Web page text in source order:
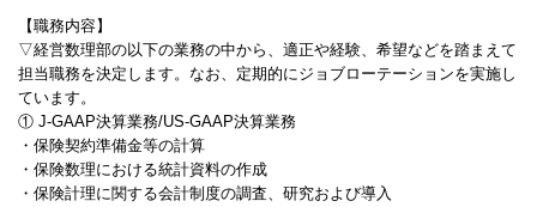
【職務内容】
▽経営数理部の以下の業務の中から、適正や経験、希望などを踏まえて
担当職務を決定します。なお、定期的にジョブローテーションを実施し
ています。
① J-GAAP決算業務/US-GAAP決算業務
・保険契約準備金等の計算
・保険数理における統計資料の作成
・保険計理に関する会計制度の調査、研究および導入